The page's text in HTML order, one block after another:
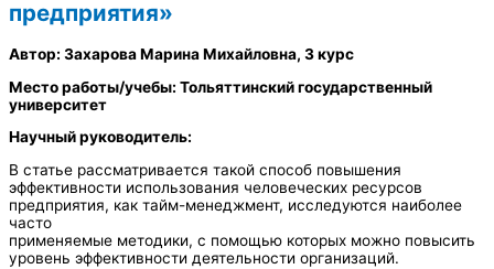
предприятия»
Автор: Захарова Марина Михайловна, 3 курс
Место работы/учебы: Тольяттинский государственный
университет
Научный руководитель:
В статье рассматривается такой способ повышения
эффективности использования человеческих ресурсов
предприятия, как тайм-менеджмент, исследуются наиболее
часто
применяемые методики, с помощью которых можно повысить
уровень эффективности деятельности организаций.